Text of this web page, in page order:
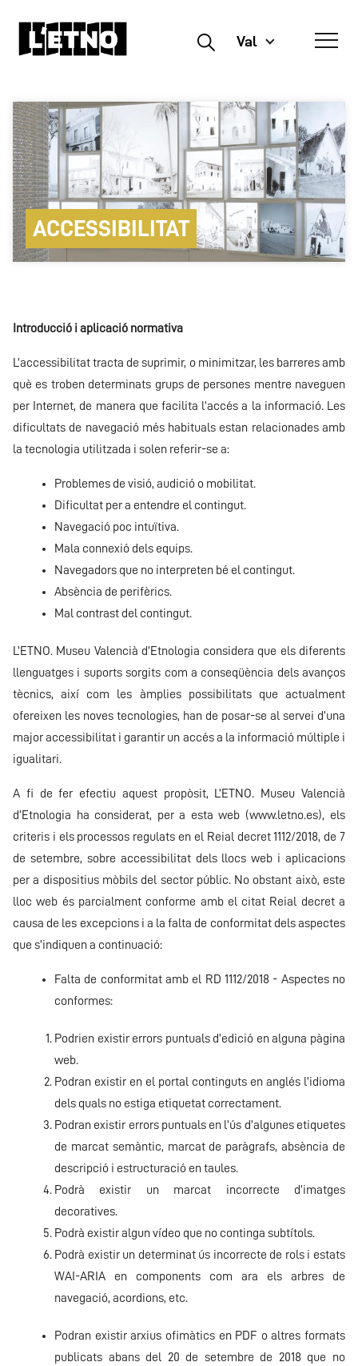
Buscar Val
ACCESSIBILITAT
Introducció i aplicació normativa
L’accessibilitat tracta de suprimir, o minimitzar, les barreres amb
què es troben determinats grups de persones mentre naveguen
per Internet, de manera que facilita l’accés a la informació. Les
dificultats de navegació més habituals estan relacionades amb
la tecnologia utilitzada i solen referir-se a:
Problemes de visió, audició o mobilitat.
Dificultat per a entendre el contingut.
Navegació poc intuïtiva.
Mala connexió dels equips.
Navegadors que no interpreten bé el contingut.
Absència de perifèrics.
Mal contrast del contingut.
L’ETNO. Museu Valencià d’Etnologia considera que els diferents
llenguatges i suports sorgits com a conseqüència dels avanços
tècnics, així com les àmplies possibilitats que actualment
ofereixen les noves tecnologies, han de posar-se al servei d’una
major accessibilitat i garantir un accés a la informació múltiple i
igualitari.
A fi de fer efectiu aquest propòsit, L’ETNO. Museu Valencià
d’Etnologia ha considerat, per a esta web (www.letno.es), els
criteris i els processos regulats en el Reial decret 1112/2018, de 7
de setembre, sobre accessibilitat dels llocs web i aplicacions
per a dispositius mòbils del sector públic. No obstant això, este
lloc web és parcialment conforme amb el citat Reial decret a
causa de les excepcions i a la falta de conformitat dels aspectes
que s’indiquen a continuació:
Falta de conformitat amb el RD 1112/2018 - Aspectes no
conformes:
Podrien existir errors puntuals d’edició en alguna pàgina
web.
Podran existir en el portal continguts en anglés l’idioma
dels quals no estiga etiquetat correctament.
Podran existir errors puntuals en l’ús d’algunes etiquetes
de marcat semàntic, marcat de paràgrafs, absència de
descripció i estructuració en taules.
Podrà existir un marcat incorrecte d’imatges
decoratives.
Podrà existir algun vídeo que no continga subtítols.
Podrà existir un determinat ús incorrecte de rols i estats
WAI-ARIA en components com ara els arbres de
navegació, acordions, etc.
Podran existir arxius ofimàtics en PDF o altres formats
publicats abans del 20 de setembre de 2018 que no